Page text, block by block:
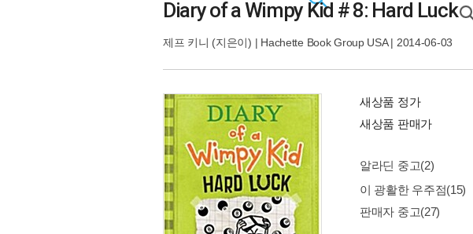
Diary of a Wimpy Kid # 8: Hard Luck
제프 키니 (지은이) | Hachette Book Group USA| 2014-06-03
새상품 정가
새상품 판매가
알라딘 중고(2)
이 광활한 우주점(15)
판매자 중고(27)